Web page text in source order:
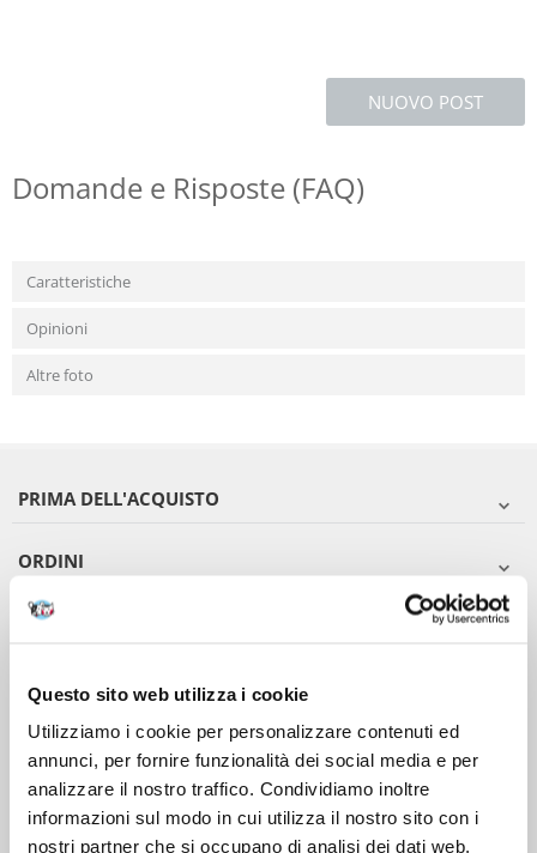
Questo sito web utilizza i cookie
Utilizziamo i cookie per personalizzare contenuti ed
annunci, per fornire funzionalità dei social media e per
analizzare il nostro traffico. Condividiamo inoltre
informazioni sul modo in cui utilizza il nostro sito con i
nostri partner che si occupano di analisi dei dati web,
NUOVO POST
Domande e Risposte (FAQ)
Caratteristiche
Opinioni
Altre foto
PRIMA DELL'ACQUISTO
ORDINI
DOPO L'ACQUISTO
VIENI A CONOSCERCI